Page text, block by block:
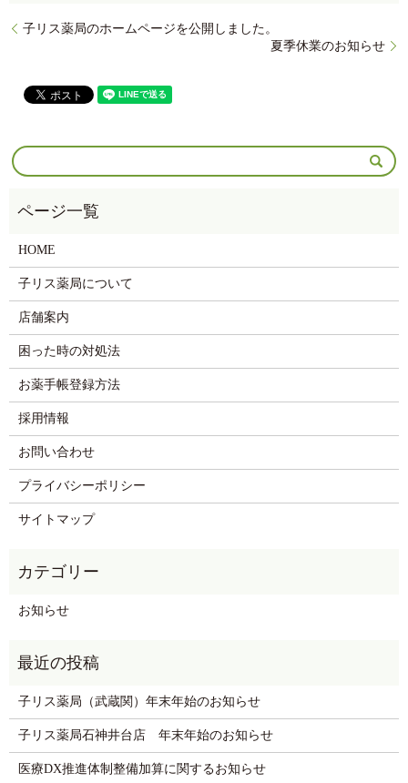
子リス薬局のホームページを公開しました。
夏季休業のお知らせ
HOME
子リス薬局について
店舗案内
困った時の対処法
お薬手帳登録方法
採用情報
お問い合わせ
プライバシーポリシー
サイトマップ
お知らせ
子リス薬局（武蔵関）年末年始のお知らせ
子リス薬局石神井台店 年末年始のお知らせ
医療DX推進体制整備加算に関するお知らせ